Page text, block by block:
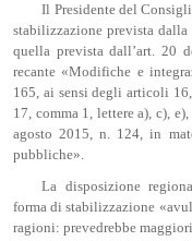
Il Presidente del
stabilizzazione prevista
quella prevista dall’art. 20
recante «Modifiche e
165, ai sensi degli articoli
17, comma 1, lettere a), c),
agosto 2015, n. 124, in
pubbliche».
La disposizione
forma di stabilizzazione
ragioni: prevedrebbe